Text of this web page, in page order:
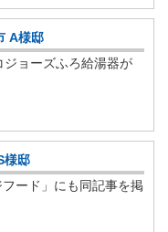
A様邸
ョーズふろ給湯器が
様邸
フード」にも同記事を掲